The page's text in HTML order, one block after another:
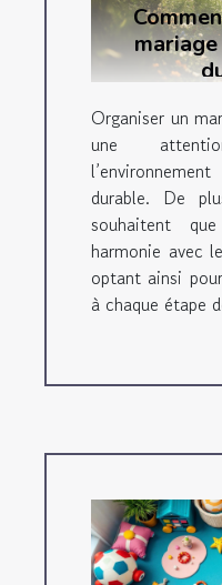
Organiser un
une
durable. De
souhaitent
harmonie avec
optant ainsi
à chaque étape